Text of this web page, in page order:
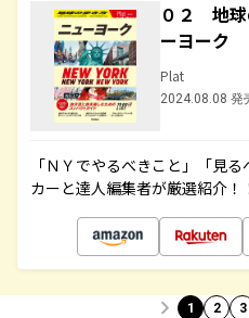
０２ 地
ーヨーク
Plat
2024.08.08 発
「ＮＹでやるべきこと」「見
カーと達人編集者が厳選紹介
1 2 3